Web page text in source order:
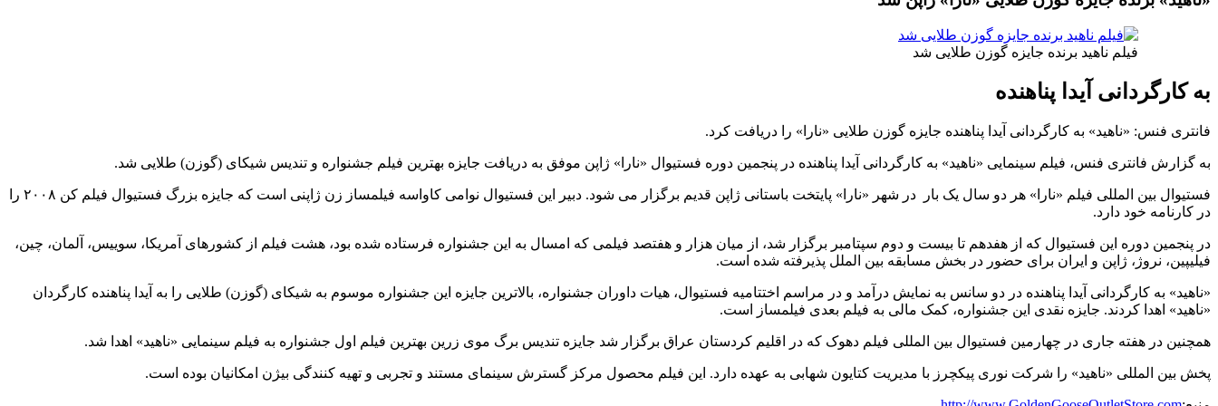
فیلم ناهید برنده جایزه گوزن طلایی شد
به کارگردانی آیدا پناهنده
فانتری فنس: «ناهید» به کارگردانی آیدا پناهنده جایزه گوزن طلایی «نارا» را دریافت کرد.
به گزارش فانتری فنس، فیلم سینمایی «ناهید» به کارگردانی آیدا پناهنده در پنجمین دوره فستیوال «نارا» ژاپن موفق به دریافت جایزه بهترین فیلم جشنواره و تندیس شیکای (گوزن) طلایی شد.
فستیوال بین المللی فیلم «نارا» هر دو سال یک بار در شهر «نارا» پایتخت باستانی ژاپن قدیم برگزار می شود. دبیر این فستیوال نوامی کاواسه فیلمساز زن ژاپنی است که جایزه بزرگ فستیوال فیلم کن ۲۰۰۸ را
در کارنامه خود دارد.
در پنجمین دوره این فستیوال که از هفدهم تا بیست و دوم سپتامبر برگزار شد، از میان هزار و هفتصد فیلمی که امسال به این جشنواره فرستاده شده بود، هشت فیلم از کشورهای آمریکا، سوییس، آلمان، چین،
فیلیپین، نروژ، ژاپن و ایران برای حضور در بخش مسابقه بین الملل پذیرفته شده است.
«ناهید» به کارگردانی آیدا پناهنده در دو سانس به نمایش درآمد و در مراسم اختتامیه فستیوال، هیات داوران جشنواره، بالاترین جایزه این جشنواره موسوم به شیکای (گوزن) طلایی را به آیدا پناهنده کارگردان
«ناهید» اهدا کردند. جایزه نقدی این جشنواره، کمک مالی به فیلم بعدی فیلمساز است.
همچنین در هفته جاری در چهارمین فستیوال بین المللی فیلم دهوک که در اقلیم کردستان عراق برگزار شد جایزه تندیس برگ موی زرین بهترین فیلم اول جشنواره به فیلم سینمایی «ناهید» اهدا شد.
پخش بین المللی «ناهید» را شرکت نوری پیکچرز با مدیریت کتایون شهابی به عهده دارد. این فیلم محصول مرکز گسترش سینمای مستند و تجربی و تهیه کنندگی بیژن امکانیان بوده است.